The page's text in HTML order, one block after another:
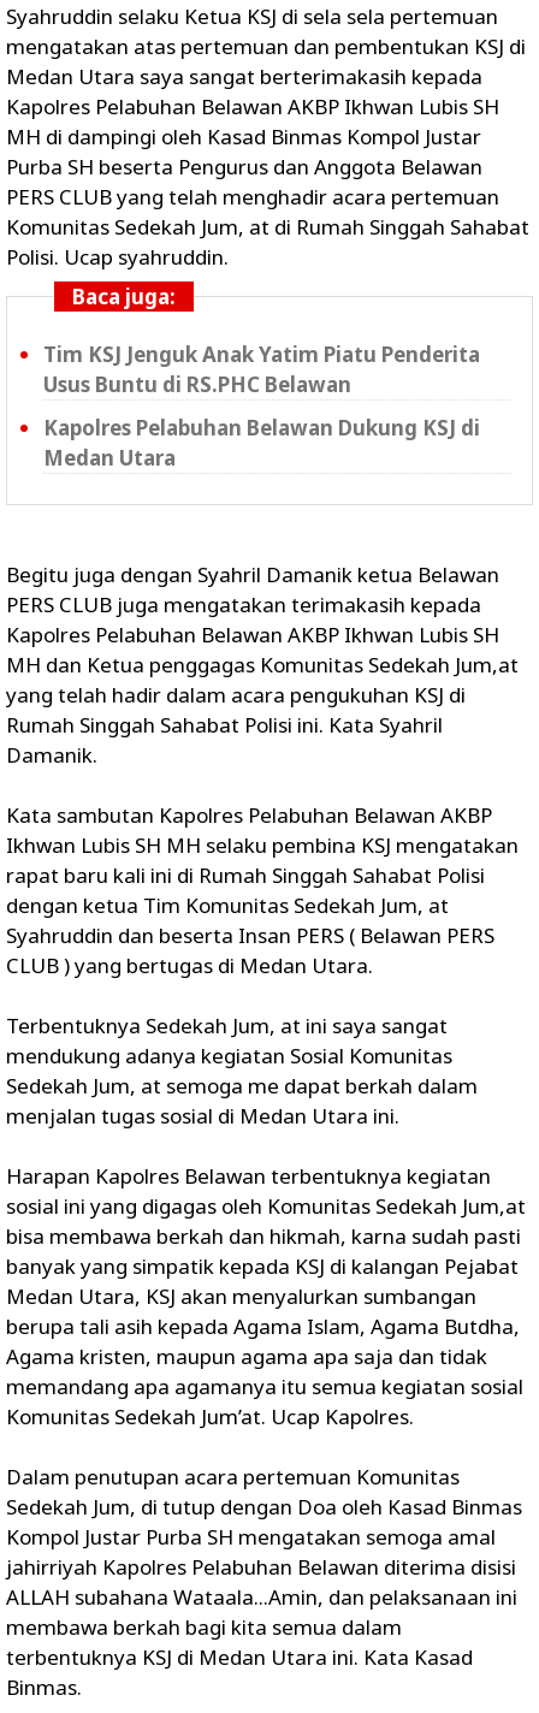
Syahruddin selaku Ketua KSJ di sela sela pertemuan
mengatakan atas pertemuan dan pembentukan KSJ di
Medan Utara saya sangat berterimakasih kepada
Kapolres Pelabuhan Belawan AKBP Ikhwan Lubis SH
MH di dampingi oleh Kasad Binmas Kompol Justar
Purba SH beserta Pengurus dan Anggota Belawan
PERS CLUB yang telah menghadir acara pertemuan
Komunitas Sedekah Jum, at di Rumah Singgah Sahabat
Polisi. Ucap syahruddin.
Baca juga:
Tim KSJ Jenguk Anak Yatim Piatu Penderita
Usus Buntu di RS.PHC Belawan
Kapolres Pelabuhan Belawan Dukung KSJ di
Medan Utara
Begitu juga dengan Syahril Damanik ketua Belawan
PERS CLUB juga mengatakan terimakasih kepada
Kapolres Pelabuhan Belawan AKBP Ikhwan Lubis SH
MH dan Ketua penggagas Komunitas Sedekah Jum,at
yang telah hadir dalam acara pengukuhan KSJ di
Rumah Singgah Sahabat Polisi ini. Kata Syahril
Damanik.
Kata sambutan Kapolres Pelabuhan Belawan AKBP
Ikhwan Lubis SH MH selaku pembina KSJ mengatakan
rapat baru kali ini di Rumah Singgah Sahabat Polisi
dengan ketua Tim Komunitas Sedekah Jum, at
Syahruddin dan beserta Insan PERS ( Belawan PERS
CLUB ) yang bertugas di Medan Utara.
Terbentuknya Sedekah Jum, at ini saya sangat
mendukung adanya kegiatan Sosial Komunitas
Sedekah Jum, at semoga me dapat berkah dalam
menjalan tugas sosial di Medan Utara ini.
Harapan Kapolres Belawan terbentuknya kegiatan
sosial ini yang digagas oleh Komunitas Sedekah Jum,at
bisa membawa berkah dan hikmah, karna sudah pasti
banyak yang simpatik kepada KSJ di kalangan Pejabat
Medan Utara, KSJ akan menyalurkan sumbangan
berupa tali asih kepada Agama Islam, Agama Butdha,
Agama kristen, maupun agama apa saja dan tidak
memandang apa agamanya itu semua kegiatan sosial
Komunitas Sedekah Jum’at. Ucap Kapolres.
Dalam penutupan acara pertemuan Komunitas
Sedekah Jum, di tutup dengan Doa oleh Kasad Binmas
Kompol Justar Purba SH mengatakan semoga amal
jahirriyah Kapolres Pelabuhan Belawan diterima disisi
ALLAH subahana Wataala...Amin, dan pelaksanaan ini
membawa berkah bagi kita semua dalam
terbentuknya KSJ di Medan Utara ini. Kata Kasad
Binmas.